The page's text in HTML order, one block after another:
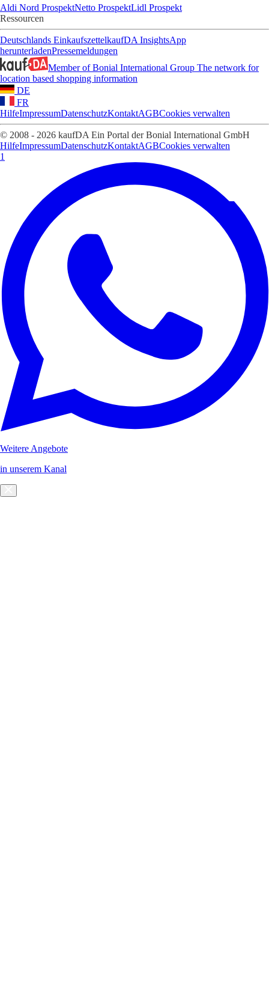
Aldi Nord ProspektNetto ProspektLidl Prospekt
Ressourcen
Deutschlands EinkaufszettelkaufDA InsightsApp
herunterladenPressemeldungen
Member of Bonial International Group The network for
location based shopping information
DE
FR
HilfeImpressumDatenschutzKontaktAGBCookies verwalten
© 2008 - 2026 kaufDA Ein Portal der Bonial International GmbH
HilfeImpressumDatenschutzKontaktAGBCookies verwalten
1
Weitere Angebote
in unserem Kanal